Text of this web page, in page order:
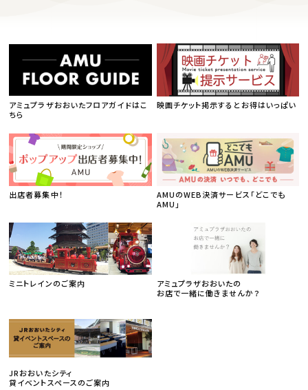
アミュプラザおおいたフロアガイドはこ
ちら
映画チケット掲示するとお得はいっぱい
出店者募集中！
AMUのWEB決済サービス「どこでも
AMU」
ミニトレインのご案内
アミュプラザおおいたの
お店で一緒に働きませんか？
JRおおいたシティ
貸イベントスペースのご案内